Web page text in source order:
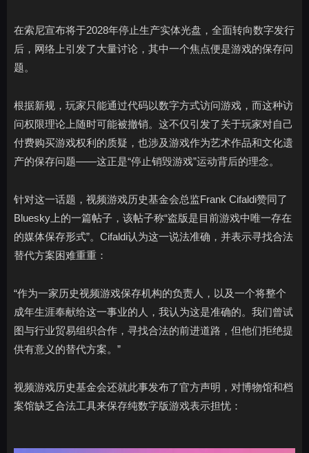
在索尼宣布将于2028年停止生产实体光盘，全面转向数字发行
后，网络上引发了大量讨论，其中一个焦点便是游戏的保存问
题。
根据新规，玩家只能通过代码以数字方式访问游戏，而这种访
问权限理论上随时可能被撤销。这不仅引发了关于玩家对自己
付费购买游戏权利的质疑，也涉及游戏作为艺术作品和文化遗
产的保存问题——这正是“停止销毁游戏”运动背后的理念。
针对这一话题，视频游戏历史基金会总监Frank Cifaldi赞同了
Bluesky上的一篇帖子，该帖子称“盗版是目前游戏中唯一存在
的媒体保存形式”。Cifaldi认为这一说法准确，并表示寻找合法
替代方案困难重重：
“作为一家历史视频游戏保存机构的负责人，以及一个将整个
成年生涯奉献给这一事业的人，我认为这是准确的。我们曾试
图与行业贸易组织合作，寻找合法的前进道路，但他们拒绝提
供有意义的替代方案。”
视频游戏历史基金会还就此事发布了官方声明，对博物馆和档
案馆缺乏合法工具来保存纯数字版游戏表示担忧：